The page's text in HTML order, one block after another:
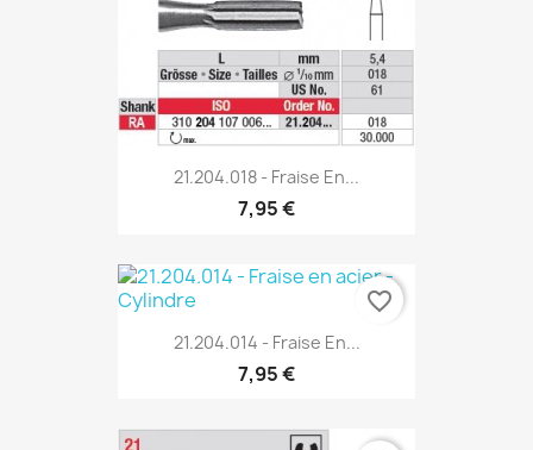
21.204.018 - Fraise En...
7,95 €
21.204.014 - Fraise En...
7,95 €
favorite_border